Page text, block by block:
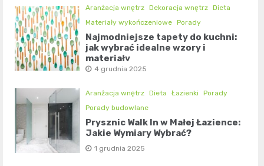
Aranżacja wnętrz Dekoracja wnętrz Dieta
Materiały wykończeniowe Porady
Najmodniejsze tapety do kuchni:
jak wybrać idealne wzory i
materiały
4 grudnia 2025
Aranżacja wnętrz Dieta Łazienki
Porady
Porady budowlane
Prysznic Walk In w Małej Łazience:
Jakie Wymiary Wybrać?
1 grudnia 2025